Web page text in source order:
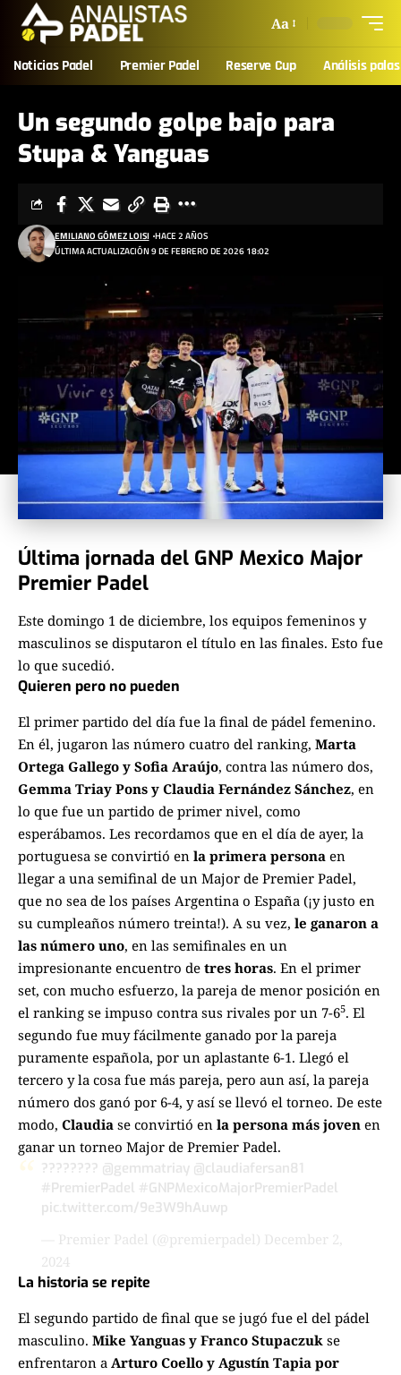
Aa
Noticias Padel Premier Padel Reserve Cup Análisis palas
Un segundo golpe bajo para
Stupa & Yanguas
ÚLTIMA ACTUALIZACIÓN 9 DE FEBRERO DE 2026 18:02
EMILIANO GÓMEZ LOISI HACE 2 AÑOS
Última jornada del GNP Mexico Major
Premier Padel
Este domingo 1 de diciembre, los equipos femeninos y
masculinos se disputaron el título en las finales. Esto fue
lo que sucedió.
Quieren pero no pueden
El primer partido del día fue la final de pádel femenino.
En él, jugaron las número cuatro del ranking, Marta
Ortega Gallego y Sofia Araújo, contra las número dos,
Gemma Triay Pons y Claudia Fernández Sánchez, en
lo que fue un partido de primer nivel, como
esperábamos. Les recordamos que en el día de ayer, la
portuguesa se convirtió en la primera persona en
llegar a una semifinal de un Major de Premier Padel,
que no sea de los países Argentina o España (¡y justo en
su cumpleaños número treinta!). A su vez, le ganaron a
las número uno, en las semifinales en un
impresionante encuentro de tres horas. En el primer
set, con mucho esfuerzo, la pareja de menor posición en
el ranking se impuso contra sus rivales por un 7-65. El
segundo fue muy fácilmente ganado por la pareja
puramente española, por un aplastante 6-1. Llegó el
tercero y la cosa fue más pareja, pero aun así, la pareja
número dos ganó por 6-4, y así se llevó el torneo. De este
modo, Claudia se convirtió en la persona más joven en
ganar un torneo Major de Premier Padel.
???????? @gemmatriay @claudiafersan81
#PremierPadel #GNPMexicoMajorPremierPadel
pic.twitter.com/9e3W9hAuwp
— Premier Padel (@premierpadel) December 2,
2024
La historia se repite
El segundo partido de final que se jugó fue el del pádel
masculino. Mike Yanguas y Franco Stupaczuk se
enfrentaron a Arturo Coello y Agustín Tapia por